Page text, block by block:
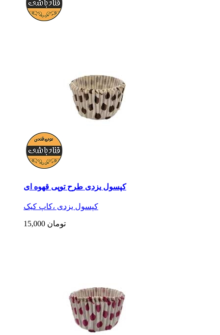
کپسول یزدی طرح توپی قهوه ای
کپسول یزدی ،کاپ کیک
15,000 تومان